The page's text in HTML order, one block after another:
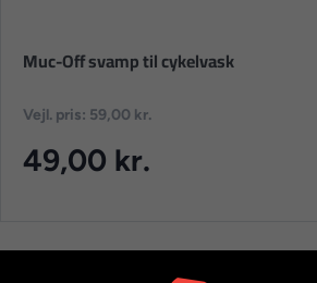
Muc-Off svamp til cykelvask
Vejl. pris: 59,00 kr.
49,00 kr.